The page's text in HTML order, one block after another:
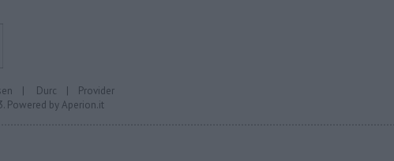
| Durc | Provider
Powered byAperion.it